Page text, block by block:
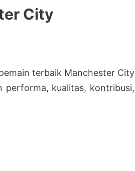
City
terbaik Manchester City
performa, kualitas, kontribusi,